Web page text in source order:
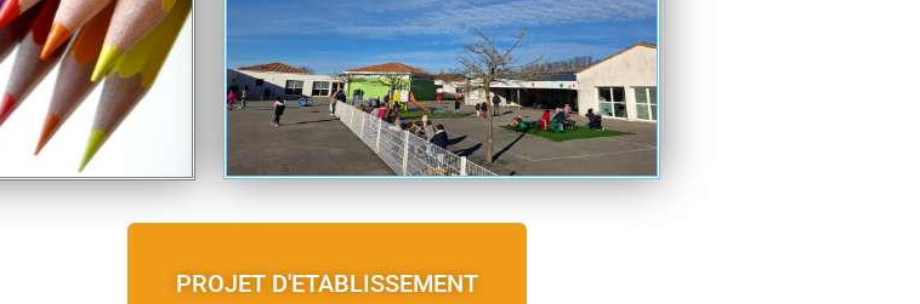
PROJET D'ETABLISSEMENT